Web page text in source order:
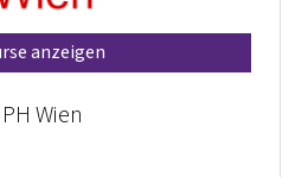
anzeigen
PH Wien